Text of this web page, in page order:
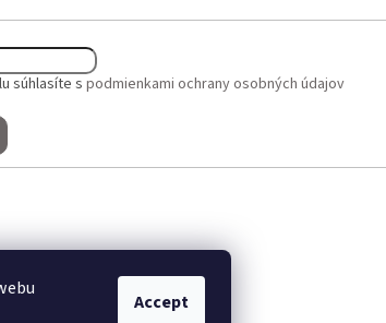
Accept
súhlasíte s podmienkami ochrany osobných údajov